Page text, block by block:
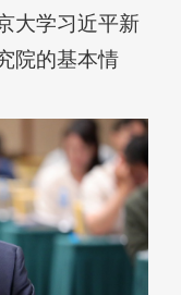
大学习近平新
院的基本情